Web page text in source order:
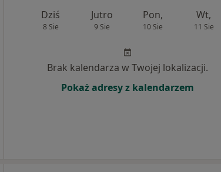
Dziś
8 Sie
Jutro
9 Sie
Pon,
10 Sie
Wt,
11 Sie
Brak kalendarza w Twojej lokalizacji.
Pokaż adresy z kalendarzem